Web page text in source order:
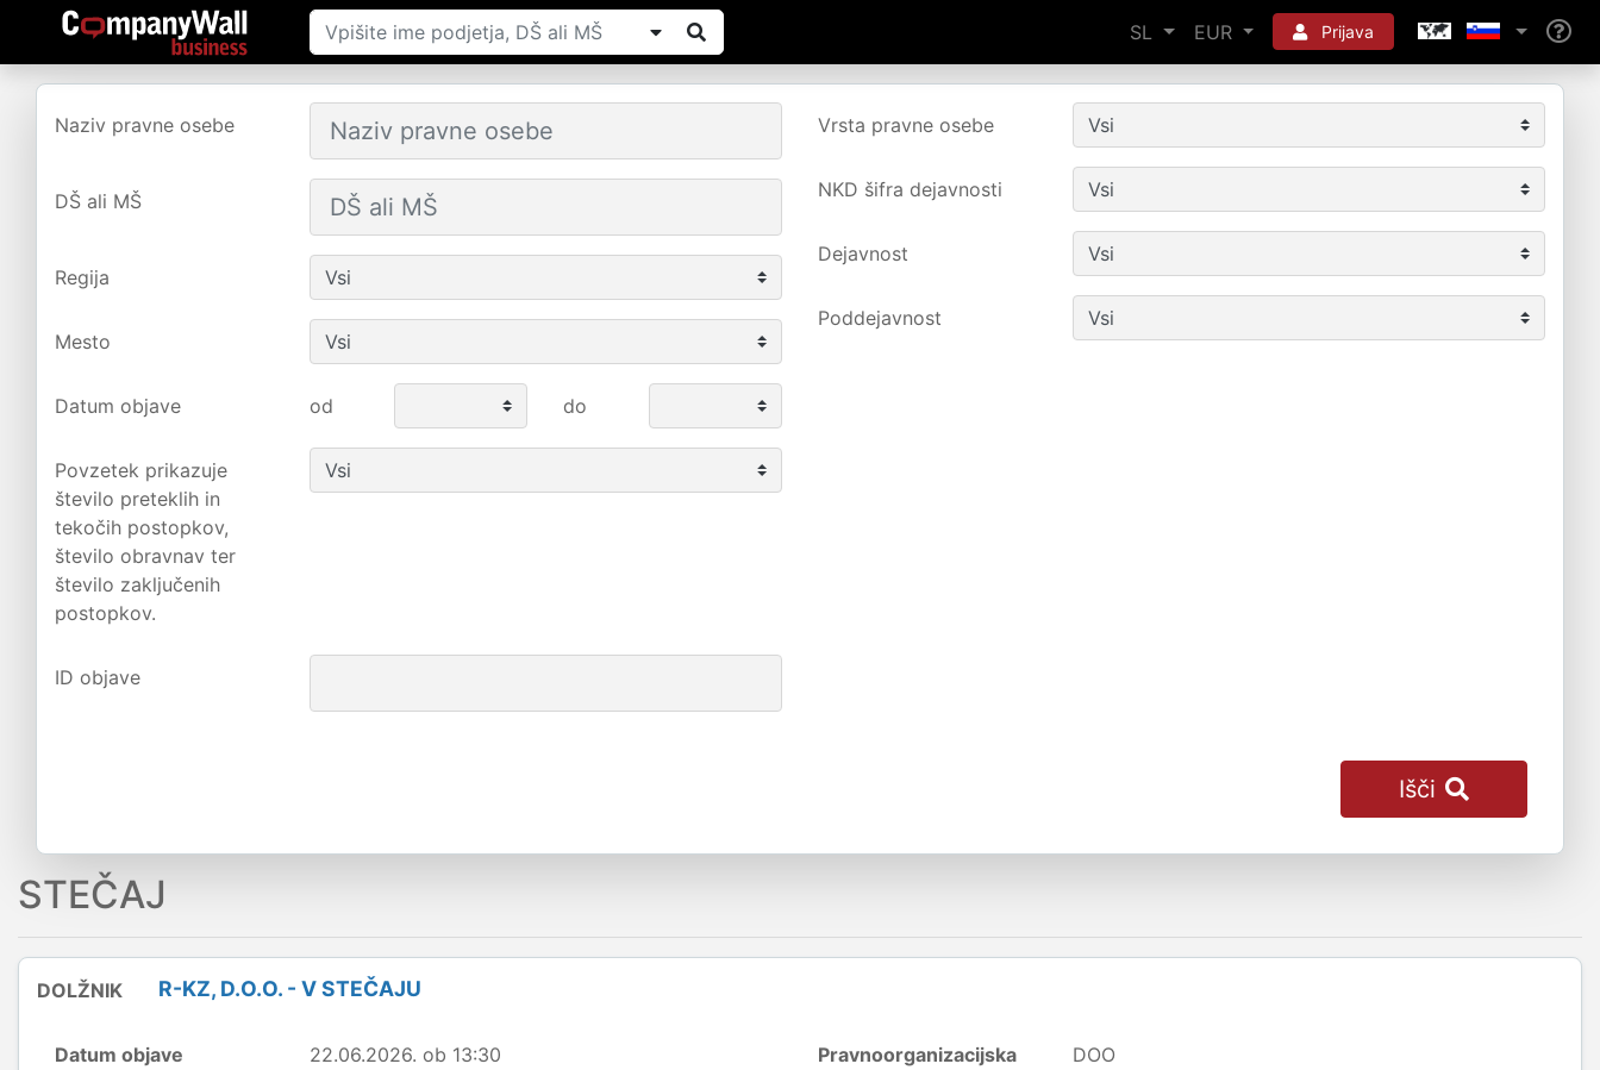
SL EUR Prijava
Naziv pravne osebe
DŠ ali MŠ
Regija
Mesto
Vrsta pravne osebe
NKD šifra dejavnosti
Dejavnost
Poddejavnost
Datum objave od do
Povzetek prikazuje
število preteklih in
tekočih postopkov,
število obravnav ter
število zaključenih
postopkov.
ID objave
Išči
STEČAJ
DOLŽNIK R-KZ, D.O.O. - V STEČAJU
Datum objave
22.06.2026. ob 13:30
Pravnoorganizacijska
DOO